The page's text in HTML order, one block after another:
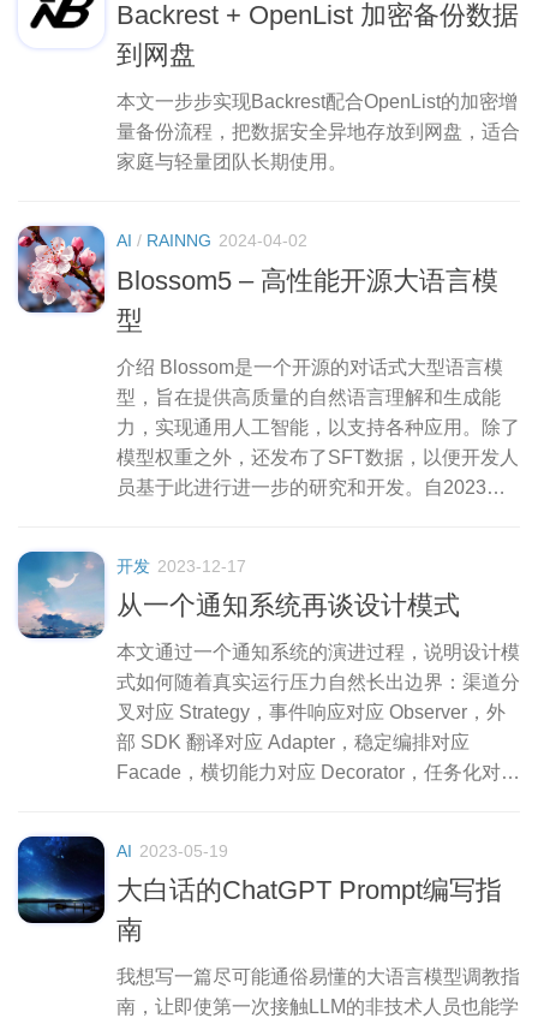
Backrest + OpenList 加密备份数据
到网盘
本文一步步实现Backrest配合OpenList的加密增
量备份流程，把数据安全异地存放到网盘，适合
家庭与轻量团队长期使用。
AI / RAINNG 2024-04-02
Blossom5 – 高性能开源大语言模
型
介绍 Blossom是一个开源的对话式大型语言模
型，旨在提供高质量的自然语言理解和生成能
力，实现通用人工智能，以支持各种应用。除了
模型权重之外，还发布了SFT数据，以便开发人
员基于此进行进一步的研究和开发。自2023年7
开发 2023-12-17
从一个通知系统再谈设计模式
本文通过一个通知系统的演进过程，说明设计模
式如何随着真实运行压力自然长出边界：渠道分
叉对应 Strategy，事件响应对应 Observer，外
部 SDK 翻译对应 Adapter，稳定编排对应
Facade，横切能力对应 Decorator，任务化对应
打到同一处时才 值得抽出来。
AI 2023-05-19
大白话的ChatGPT Prompt编写指
南
我想写一篇尽可能通俗易懂的大语言模型调教指
南，让即使第一次接触LLM的非技术人员也能学